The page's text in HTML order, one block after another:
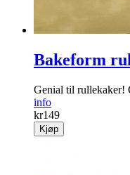
Bakeform
Genial til rullekaker!
info
kr149
Kjøp